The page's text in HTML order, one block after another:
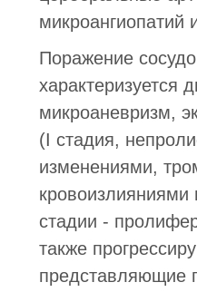
микроангиопатий
Поражение
характеризуется
микроаневризм,
(I стадия,
изменениями,
кровоизлияниями
стадии -
также
представляющие